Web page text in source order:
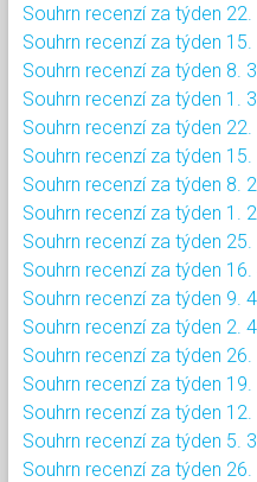
Souhrn recenzí za týden 22.
Souhrn recenzí za týden 15.
Souhrn recenzí za týden 8.
Souhrn recenzí za týden 1.
Souhrn recenzí za týden 22.
Souhrn recenzí za týden 15.
Souhrn recenzí za týden 8.
Souhrn recenzí za týden 1.
Souhrn recenzí za týden 25.
Souhrn recenzí za týden 16.
Souhrn recenzí za týden 9.
Souhrn recenzí za týden 2.
Souhrn recenzí za týden 26.
Souhrn recenzí za týden 19.
Souhrn recenzí za týden 12.
Souhrn recenzí za týden 5.
Souhrn recenzí za týden 26.